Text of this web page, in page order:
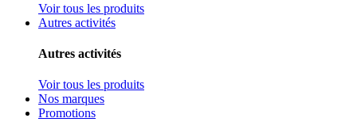
Voir tous les produits
Autres activités
Autres activités
Voir tous les produits
Nos marques
Promotions